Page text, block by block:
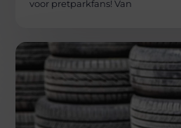
voor pretparkfans! Van